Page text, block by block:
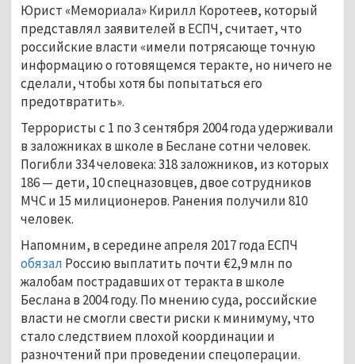
Юрист «Мемориала» Кирилл Коротеев, который
представлял заявителей в ЕСПЧ, считает, что
российские власти «имели потрясающе точную
информацию о готовящемся теракте, но ничего не
сделали, чтобы хотя бы попытаться его
предотвратить».
Террористы с 1 по 3 сентября 2004 года удерживали
в заложниках в школе в Беслане сотни человек.
Погибли 334 человека: 318 заложников, из которых
186—дети, 10 спецназовцев, двое сотрудников
МЧС и 15 милиционеров. Ранения получили 810
человек.
Напомним, в середине апреля 2017 года ЕСПЧ
обязал Россию выплатить почти €2,9 млн по
жалобам пострадавших от теракта в школе
Беслана в 2004 году. По мнению суда, российские
власти не смогли свести риски к минимуму, что
стало следствием плохой координации и
разночтений при проведении спецоперации.